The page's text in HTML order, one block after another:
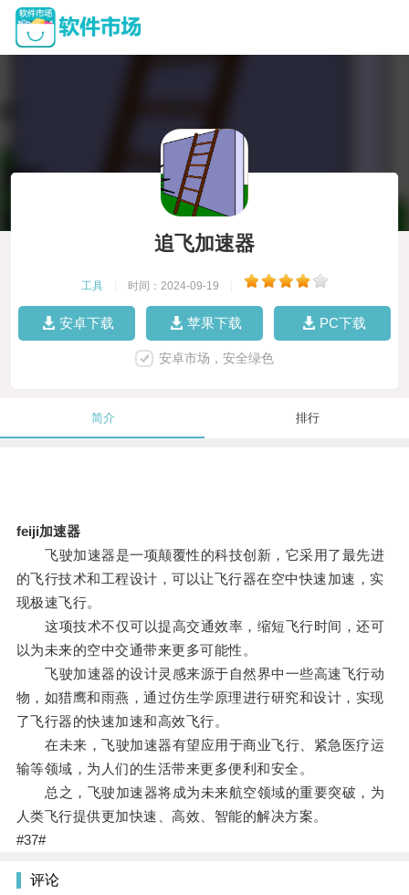
追飞加速器
工具 时间：2024-09-19
安卓下载 苹果下载 PC下载
安卓市场，安全绿色
简介 排行
feiji加速器
飞驶加速器是一项颠覆性的科技创新，它采用了最先进
的飞行技术和工程设计，可以让飞行器在空中快速加速，实
现极速飞行。
这项技术不仅可以提高交通效率，缩短飞行时间，还可
以为未来的空中交通带来更多可能性。
飞驶加速器的设计灵感来源于自然界中一些高速飞行动
物，如猎鹰和雨燕，通过仿生学原理进行研究和设计，实现
了飞行器的快速加速和高效飞行。
在未来，飞驶加速器有望应用于商业飞行、紧急医疗运
输等领域，为人们的生活带来更多便利和安全。
总之，飞驶加速器将成为未来航空领域的重要突破，为
人类飞行提供更加快速、高效、智能的解决方案。
#37#
评论